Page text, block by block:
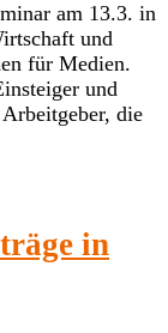
am 13.3. in
und
für Medien.
und
die
in